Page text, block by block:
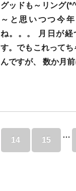
グッドも～リング
～と思いつつ今
ね。。。 月日が経
す。でもこれって
んですが、 数か月
14 15
…